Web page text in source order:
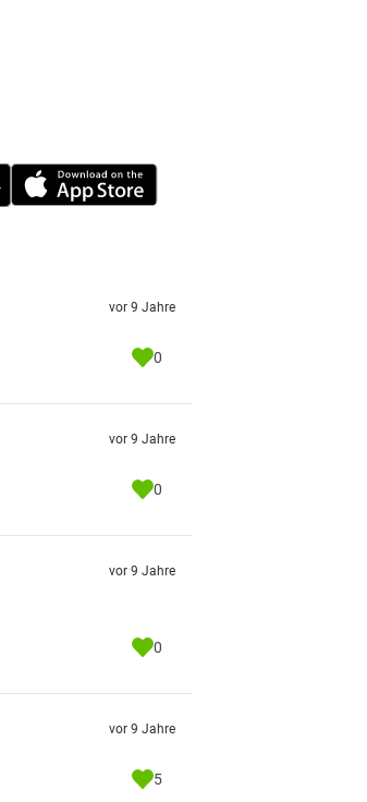
vor 9 Jahre
0
vor 9 Jahre
0
vor 9 Jahre
0
vor 9 Jahre
5